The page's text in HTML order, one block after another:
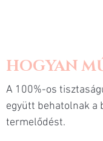
HOGYAN
A 100%-os
együtt behatolnak a
termelődést.